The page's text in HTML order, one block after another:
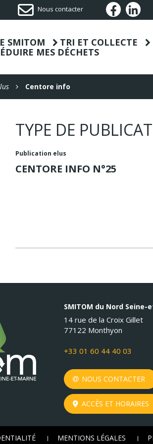
Nous contacter
Lien vers le
Lien
SMITOM TRI ET COLLECTE
MES DÉCHETS
Centore info
TYPE DE
Publication elus
CENTORE INFO N°25
SMITOM du Nord Seine-
14 rue de la Croix Gillet
77122 Monthyon
+33 01 60 44 40 03
NOUS CONTACTER
ACCÈS ET HORAIRES
MENTIONS LÉGALES